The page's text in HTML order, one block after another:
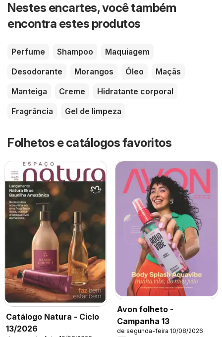
Nestes encartes, você também
encontra estes produtos
Perfume Shampoo
Maquiagem
Desodorante
Morangos Óleo
Maçãs
Manteiga
Creme
Hidratante corporal
Fragrância
Gel de limpeza
Folhetos e catálogos favoritos
Catálogo Natura - Ciclo
13/2026
Avon folheto -
Campanha 13
de segunda-feira 10/08/2026